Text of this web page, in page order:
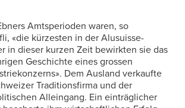
Amtsperioden waren, so
«die kürzesten in der Alusuisse-
in dieser kurzen Zeit bewirkten sie das
Geschichte eines grossen
Dem Ausland verkaufte
Traditionsfirma und der
Alleingang. Ein einträglicher